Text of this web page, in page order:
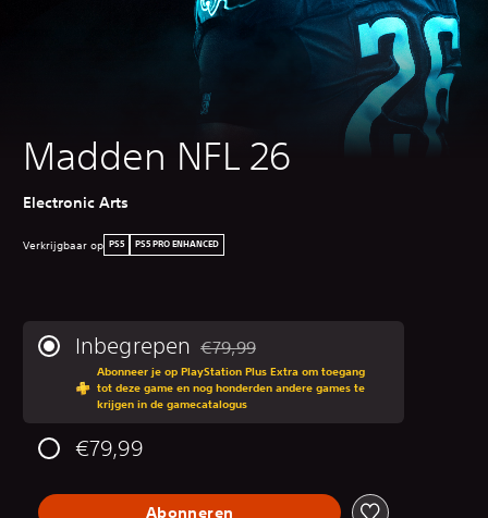
Madden NFL 26
Electronic Arts
Verkrijgbaar op PS5 PS5 PRO ENHANCED
Inbegrepen Korting ten opzichte van de
€79,99
Abonneer je op PlayStation Plus Extra om toegang
tot deze game en nog honderden andere games te
krijgen in de gamecatalogus
€79,99
Abonneren